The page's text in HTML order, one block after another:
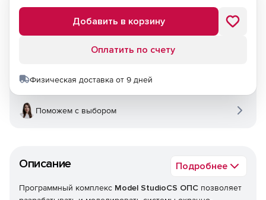
Описание Подробнее
Программный комплекс Model StudioCS ОПС позволяет
Добавить в корзину
Оплатить по счету
Физическая доставка от 9 дней
Поможем с выбором